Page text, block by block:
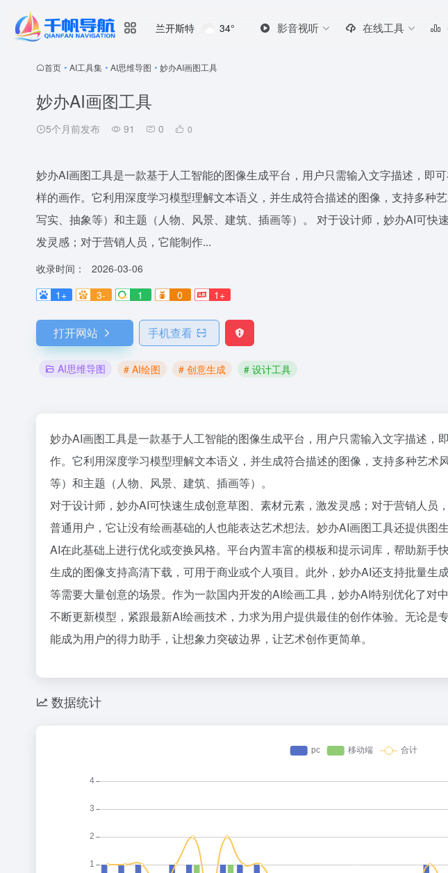
兰开斯特 34° 影音视听 在线工具
首页 • AI工具集 • AI思维导图 • 妙办AI画图工具
妙办AI画图工具
5个月前发布 91 0 0
妙办AI画图工具是一款基于人工智能的图像生成平台，用户只需输入文字描述，即
样的画作。它利用深度学习模型理解文本语义，并生成符合描述的图像，支持多种艺
写实、抽象等）和主题（人物、风景、建筑、插画等）。 对于设计师，妙办AI可快
发灵感；对于营销人员，它能制作...
收录时间：
2026-03-06
1+
3- 1 0 1+
打开网站 手机查看
AI思维导图 # AI绘图 # 创意生成 # 设计工具
妙办AI画图工具是一款基于人工智能的图像生成平台，用户只需输入文字描述，
作。它利用深度学习模型理解文本语义，并生成符合描述的图像，支持多种艺术
等）和主题（人物、风景、建筑、插画等）。
对于设计师，妙办AI可快速生成创意草图、素材元素，激发灵感；对于营销人员
普通用户，它让没有绘画基础的人也能表达艺术想法。妙办AI画图工具还提供图
AI在此基础上进行优化或变换风格。平台内置丰富的模板和提示词库，帮助新手快
生成的图像支持高清下载，可用于商业或个人项目。此外，妙办AI还支持批量生
等需要大量创意的场景。作为一款国内开发的AI绘画工具，妙办AI特别优化了对
不断更新模型，紧跟最新AI绘画技术，力求为用户提供最佳的创作体验。无论是
能成为用户的得力助手，让想象力突破边界，让艺术创作更简单。
数据统计